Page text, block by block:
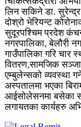
लिन सकिने डा.
दोश्रो भेरियन्ट
सुदूरपश्चिम प्रदेश
नगरपालिका, बेलौरी
गाउँपालिका गरि चार
वितरण,सामजिक
एम्बुलेन्सको व्यवस्था
अस्पतालमा भएका
आईसोलेसनमा बसेका
लगायतका कार्यहरु